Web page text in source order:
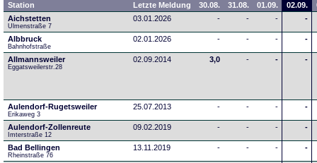
Station Letzte Meldung 30.08. 31.08. 01.09. 02.09.
Aichstetten
Ulmenstraße 7
03.01.2026 - - - -
Albbruck
Bahnhofstraße
02.01.2026 - - - -
Allmannsweiler
Eggatsweilerstr.28
02.09.2014 3,0 - - -
Aulendorf-Rugetsweiler
Erikaweg 3
25.07.2013 - - - -
Aulendorf-Zollenreute
Imterstraße 12
09.02.2019 - - - -
Bad Bellingen
Rheinstraße 76
13.11.2019 - - - -